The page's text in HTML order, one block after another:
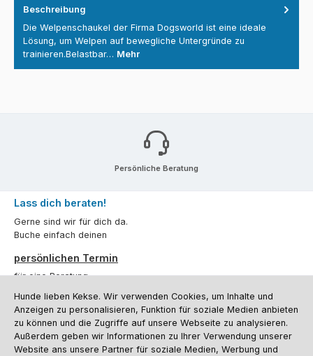
Beschreibung
Die Welpenschaukel der Firma Dogsworld ist eine ideale
Lösung, um Welpen auf bewegliche Untergründe zu
trainieren.Belastbar… Mehr
Persönliche Beratung
Lass dich beraten!
Gerne sind wir für dich da.
Buche einfach deinen
persönlichen Termin
für eine Beratung.
Oder über unserKontaktformular.
Vertrag widerrufen
Hunde lieben Kekse. Wir verwenden Cookies, um Inhalte und
Anzeigen zu personalisieren, Funktion für soziale Medien anbieten
zu können und die Zugriffe auf unsere Webseite zu analysieren.
Außerdem geben wir Informationen zu Ihrer Verwendung unserer
Website ans unsere Partner für soziale Medien, Werbung und